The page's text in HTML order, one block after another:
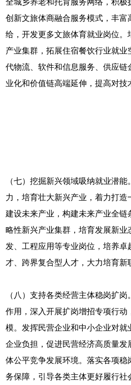
全城乡养老和托育服务网络，积极
创新文旅体商融合服务模式，丰富
给，开发更多文旅体育就业岗位。
产业集群，拓展住宿餐饮行业就
代物流、软件和信息服务、供应链
业化和价值链高端延伸，提高对技
（七）挖掘新兴领域吸纳就业潜
力，培育壮大新兴产业，着力打造
建设未来产业，构建未来产业全链
略性新兴产业集群，培育发展新业
发、工程应用等专业岗位，培养卓
才、跨界复合型人才，大力培育新
（八）支持各类经营主体稳岗扩
作用，深入开展扩岗增招专项行动
模。发挥民营企业和中小企业对就
企业负担，促进民营经济高质量发
体公平竞争发展环境。落实各项稳
务保障，引导各类主体更好履行社